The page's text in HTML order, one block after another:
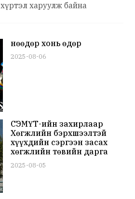
хүртэл харуулж байна
Өнөөдөр хонь өдөр
2025-08-06
СЭМҮТ-ийн захирлаар
Хөгжлийн бэрхшээлтэй
хүүхдийн сэргээн засах
хөгжлийн төвийн дарга
Г.Ууганцэцэгийг томилжээ
2025-08-05